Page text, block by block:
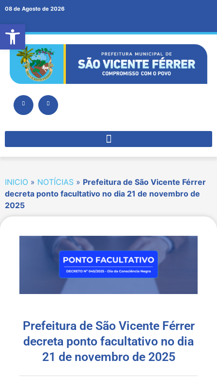
Abrir a barra de ferramentas
08 de Agosto de 2026
INICIO » NOTÍCIAS » Prefeitura de São Vicente Férrer
decreta ponto facultativo no dia 21 de novembro de
2025
Prefeitura de São Vicente Férrer
decreta ponto facultativo no dia
21 de novembro de 2025